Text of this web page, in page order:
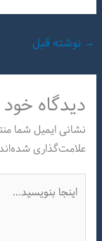
→ نوشته قبل
دیدگاه‌ خود
نشانی ایمیل شما
علامت‌گذاری
بنویسید…